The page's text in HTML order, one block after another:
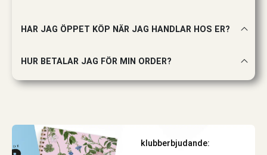
HAR JAG ÖPPET KÖP NÄR JAG HANDLAR HOS ER?
HUR BETALAR JAG FÖR MIN ORDER?
klubberbjudande: